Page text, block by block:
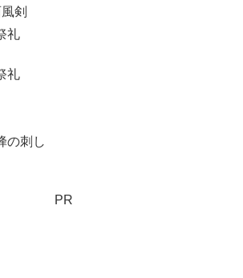
剣
礼
礼
の刺し
PR